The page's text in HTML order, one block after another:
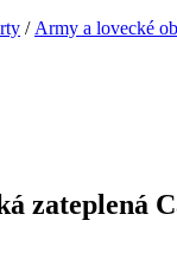
/ Army a lovecké
zateplená